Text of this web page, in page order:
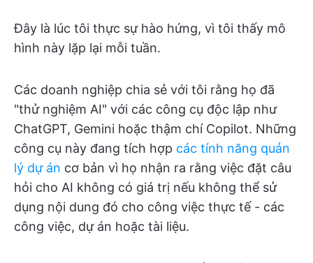
Đây là lúc tôi thực sự hào hứng, vì tôi thấy mô
hình này lặp lại mỗi tuần.
Các doanh nghiệp chia sẻ với tôi rằng họ đã
"thử nghiệm AI" với các công cụ độc lập như
ChatGPT, Gemini hoặc thậm chí Copilot. Những
công cụ này đang tích hợp các tính năng quản
lý dự án cơ bản vì họ nhận ra rằng việc đặt câu
hỏi cho AI không có giá trị nếu không thể sử
dụng nội dung đó cho công việc thực tế - các
công việc, dự án hoặc tài liệu.